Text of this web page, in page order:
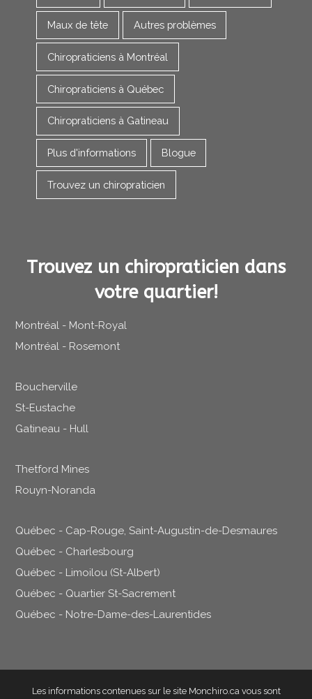
Maux de tête Autres problèmes
Chiropraticiens à Montréal
Chiropraticiens à Québec
Chiropraticiens à Gatineau
Plus d'informations Blogue
Trouvez un chiropraticien
Trouvez un chiropraticien dans
votre quartier!
Montréal - Mont-Royal
Montréal - Rosemont
Boucherville
St-Eustache
Gatineau - Hull
Thetford Mines
Rouyn-Noranda
Québec - Cap-Rouge, Saint-Augustin-de-Desmaures
Québec - Charlesbourg
Québec - Limoilou (St-Albert)
Québec - Quartier St-Sacrement
Québec - Notre-Dame-des-Laurentides
Les informations contenues sur le site Monchiro.ca vous sont